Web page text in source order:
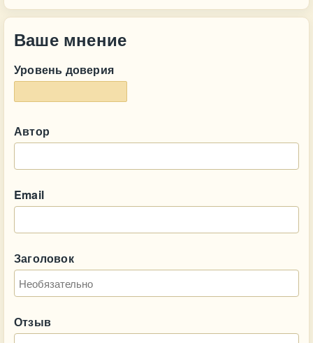
Ваше мнение
Уровень доверия
Автор
Email
Заголовок
Отзыв